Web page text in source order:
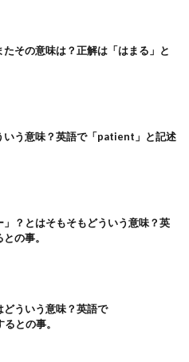
たその意味は？正解は「はまる」と
いう意味？英語で「patient」と記述
」？とはそもそもどういう意味？英
の事。
どういう意味？英語で
との事。